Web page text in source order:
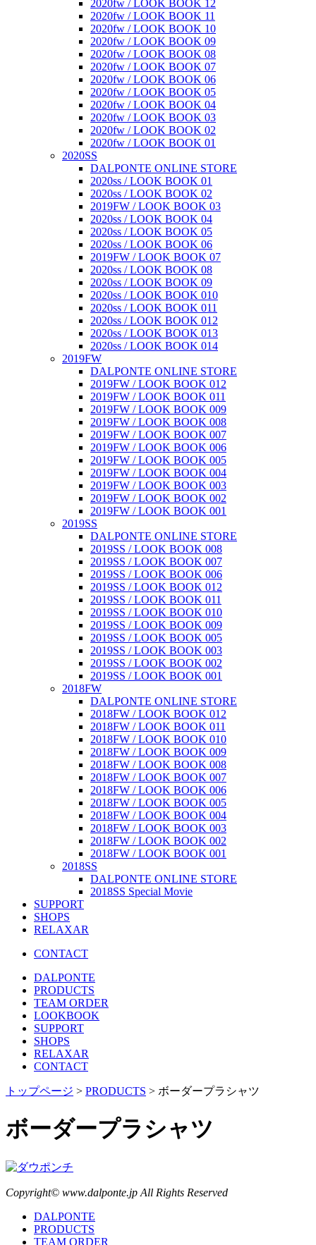
2020fw / LOOK BOOK 12
2020fw / LOOK BOOK 11
2020fw / LOOK BOOK 10
2020fw / LOOK BOOK 09
2020fw / LOOK BOOK 08
2020fw / LOOK BOOK 07
2020fw / LOOK BOOK 06
2020fw / LOOK BOOK 05
2020fw / LOOK BOOK 04
2020fw / LOOK BOOK 03
2020fw / LOOK BOOK 02
2020fw / LOOK BOOK 01
2020SS
DALPONTE ONLINE STORE
2020ss / LOOK BOOK 01
2020ss / LOOK BOOK 02
2019FW / LOOK BOOK 03
2020ss / LOOK BOOK 04
2020ss / LOOK BOOK 05
2020ss / LOOK BOOK 06
2019FW / LOOK BOOK 07
2020ss / LOOK BOOK 08
2020ss / LOOK BOOK 09
2020ss / LOOK BOOK 010
2020ss / LOOK BOOK 011
2020ss / LOOK BOOK 012
2020ss / LOOK BOOK 013
2020ss / LOOK BOOK 014
2019FW
DALPONTE ONLINE STORE
2019FW / LOOK BOOK 012
2019FW / LOOK BOOK 011
2019FW / LOOK BOOK 009
2019FW / LOOK BOOK 008
2019FW / LOOK BOOK 007
2019FW / LOOK BOOK 006
2019FW / LOOK BOOK 005
2019FW / LOOK BOOK 004
2019FW / LOOK BOOK 003
2019FW / LOOK BOOK 002
2019FW / LOOK BOOK 001
2019SS
DALPONTE ONLINE STORE
2019SS / LOOK BOOK 008
2019SS / LOOK BOOK 007
2019SS / LOOK BOOK 006
2019SS / LOOK BOOK 012
2019SS / LOOK BOOK 011
2019SS / LOOK BOOK 010
2019SS / LOOK BOOK 009
2019SS / LOOK BOOK 005
2019SS / LOOK BOOK 003
2019SS / LOOK BOOK 002
2019SS / LOOK BOOK 001
2018FW
DALPONTE ONLINE STORE
2018FW / LOOK BOOK 012
2018FW / LOOK BOOK 011
2018FW / LOOK BOOK 010
2018FW / LOOK BOOK 009
2018FW / LOOK BOOK 008
2018FW / LOOK BOOK 007
2018FW / LOOK BOOK 006
2018FW / LOOK BOOK 005
2018FW / LOOK BOOK 004
2018FW / LOOK BOOK 003
2018FW / LOOK BOOK 002
2018FW / LOOK BOOK 001
2018SS
DALPONTE ONLINE STORE
2018SS Special Movie
SUPPORT
SHOPS
RELAXAR
CONTACT
DALPONTE
PRODUCTS
TEAM ORDER
LOOKBOOK
SUPPORT
SHOPS
RELAXAR
CONTACT
トップページ > PRODUCTS > ボーダープラシャツ
ボーダープラシャツ
Copyright© www.dalponte.jp All Rights Reserved
DALPONTE
PRODUCTS
TEAM ORDER